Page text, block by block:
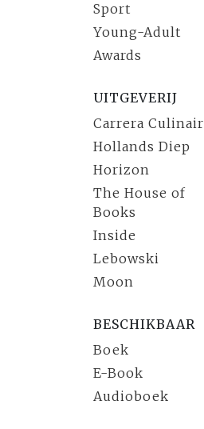
Sport
Young-Adult
Awards
UITGEVERIJ
Carrera Culinair
Hollands Diep
Horizon
The House of
Books
Inside
Lebowski
Moon
BESCHIKBAAR
Boek
E-Book
Audioboek